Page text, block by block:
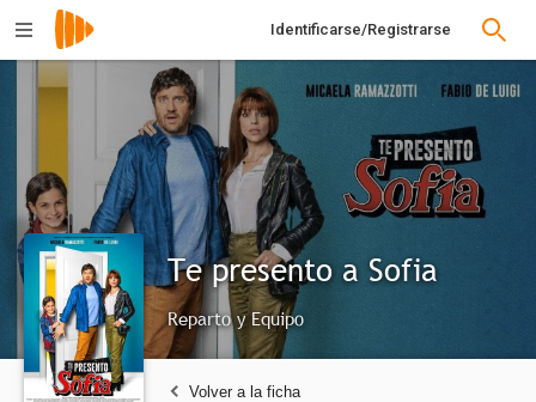
Identificarse/Registrarse
Te presento a Sofia
Reparto y Equipo
Volver a la ficha